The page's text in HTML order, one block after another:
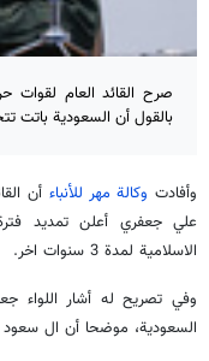
صرح القائد العام لقوات
بالقول أن السعودية باتت
وأفادت وكالة مهر للأنباء أن
علي جعفري أعلن تمديد
الاسلامية لمدة 3 سنوات اخر.
وفي تصريح له أشار اللواء
السعودية، موضحا أن ال سعود